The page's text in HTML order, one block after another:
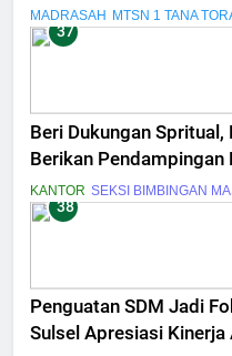
MADRASAH MTSN 1 TANA
37
Beri Dukungan
Berikan Pendampingan
KANTOR SEKSI BIMBINGAN
38
Penguatan SDM Jadi
Sulsel Apresiasi Kinerja